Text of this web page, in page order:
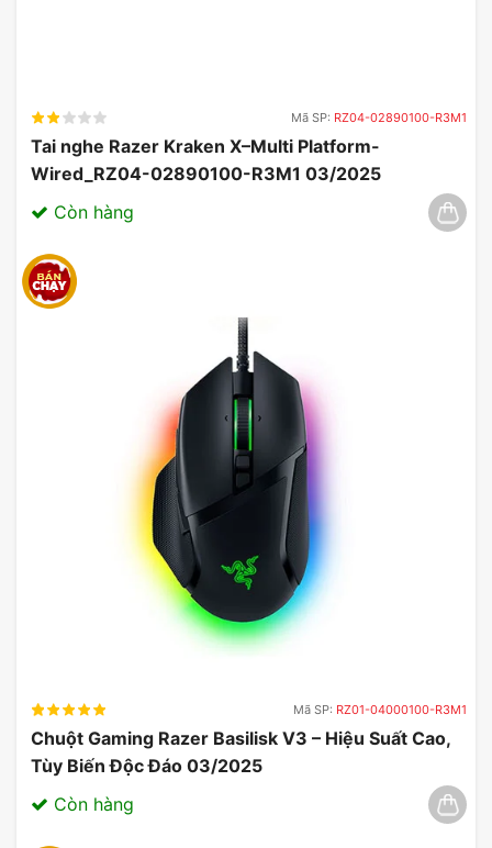
Mã SP: RZ04-02890100-R3M1
Tai nghe Razer Kraken X–Multi Platform-
Wired_RZ04-02890100-R3M1 03/2025
Còn hàng
Mã SP: RZ01-04000100-R3M1
Chuột Gaming Razer Basilisk V3 – Hiệu Suất Cao,
Tùy Biến Độc Đáo 03/2025
Còn hàng